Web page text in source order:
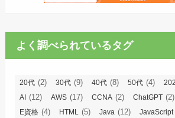
よく調べられているタグ
20代 (2) 30代 (9) 40代 (8) 50代 (4)
AI (12) AWS (17) CCNA (2) ChatGPT (2)
E資格 (4) HTML (5) Java (12) JavaScript